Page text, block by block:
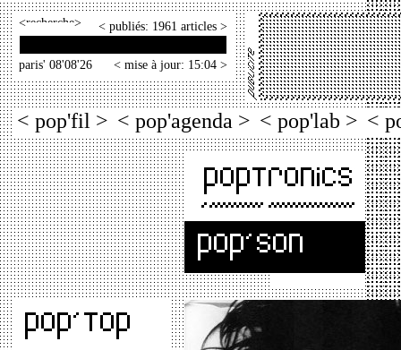
< > < publiés: 1961 articles >
paris' 08'08'26 < mise à jour: 15:04 >
< pop'fil > < pop'agenda > < pop'lab > <